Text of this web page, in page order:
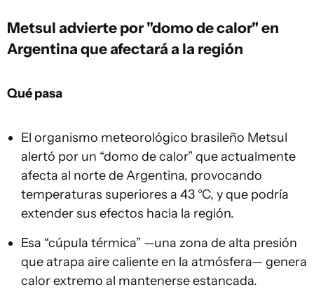
Metsul advierte por "domo de calor" en
Argentina que afectará a la región
Qué pasa
El organismo meteorológico brasileño Metsul
alertó por un “domo de calor” que actualmente
afecta al norte de Argentina, provocando
temperaturas superiores a 43 °C, y que podría
extender sus efectos hacia la región.
Esa “cúpula térmica” —una zona de alta presión
que atrapa aire caliente en la atmósfera— genera
calor extremo al mantenerse estancada.